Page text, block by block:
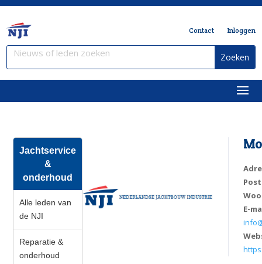
Contact Inloggen
Jachtservice
&
onderhoud
Alle leden van
de NJI
Reparatie &
onderhoud
E-